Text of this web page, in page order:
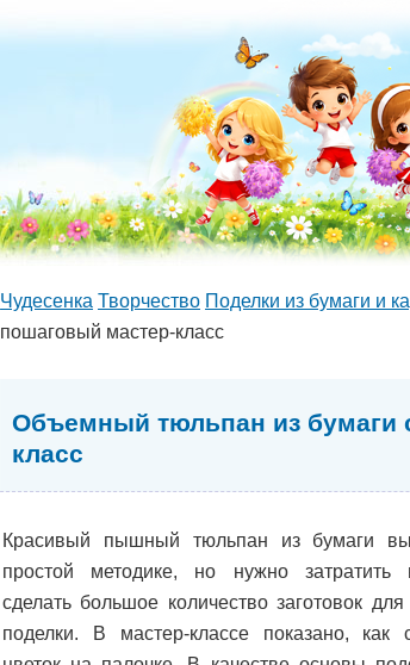
Чудесенка Творчество Поделки из бумаги и
пошаговый мастер-класс
Объемный тюльпан из бумаги
класс
Красивый пышный тюльпан из бумаги
простой методике, но нужно затратить
сделать большое количество заготовок
поделки. В мастер-классе показано, как